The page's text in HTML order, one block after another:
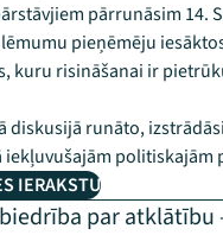
pārrunāsim 14.
pieņēmēju
kuru risināšanai ir
diskusijā runāto,
iekļuvušajām politiskajām
IERAKSTU
par atklātību